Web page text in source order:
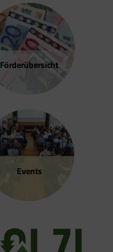
Förder­übersicht
Events